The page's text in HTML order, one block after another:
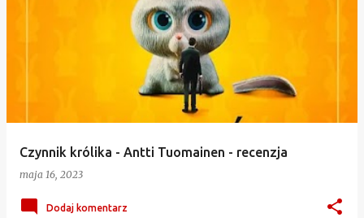
Czynnik królika - Antti Tuomainen - recenzja
maja 16, 2023
Dodaj komentarz